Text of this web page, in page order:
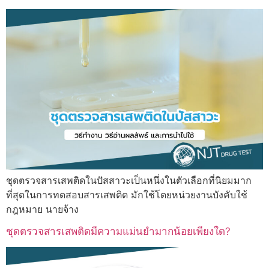
ชุดตรวจสารเสพติดในปัสสาวะเป็นหนึ่งในตัวเลือกที่นิยมมาก
ที่สุดในการทดสอบสารเสพติด มักใช้โดยหน่วยงานบังคับใช้
กฎหมาย นายจ้าง
ชุดตรวจสารเสพติดมีความแม่นยำมากน้อยเพียงใด?